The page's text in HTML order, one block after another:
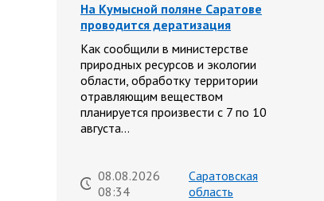
На Кумысной поляне Саратове
проводится дератизация
Как сообщили в министерстве
природных ресурсов и экологии
области, обработку территории
отравляющим веществом
планируется произвести с 7 по 10
августа…
08.08.2026
08:34
Саратовская
область